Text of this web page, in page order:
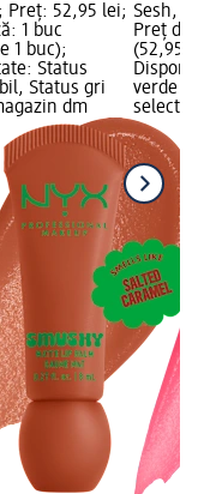
Preț: 52,95 lei;
1 buc
1 buc);
Status
Status gri
dm
Sesh,
Preț de
(52,95
verde